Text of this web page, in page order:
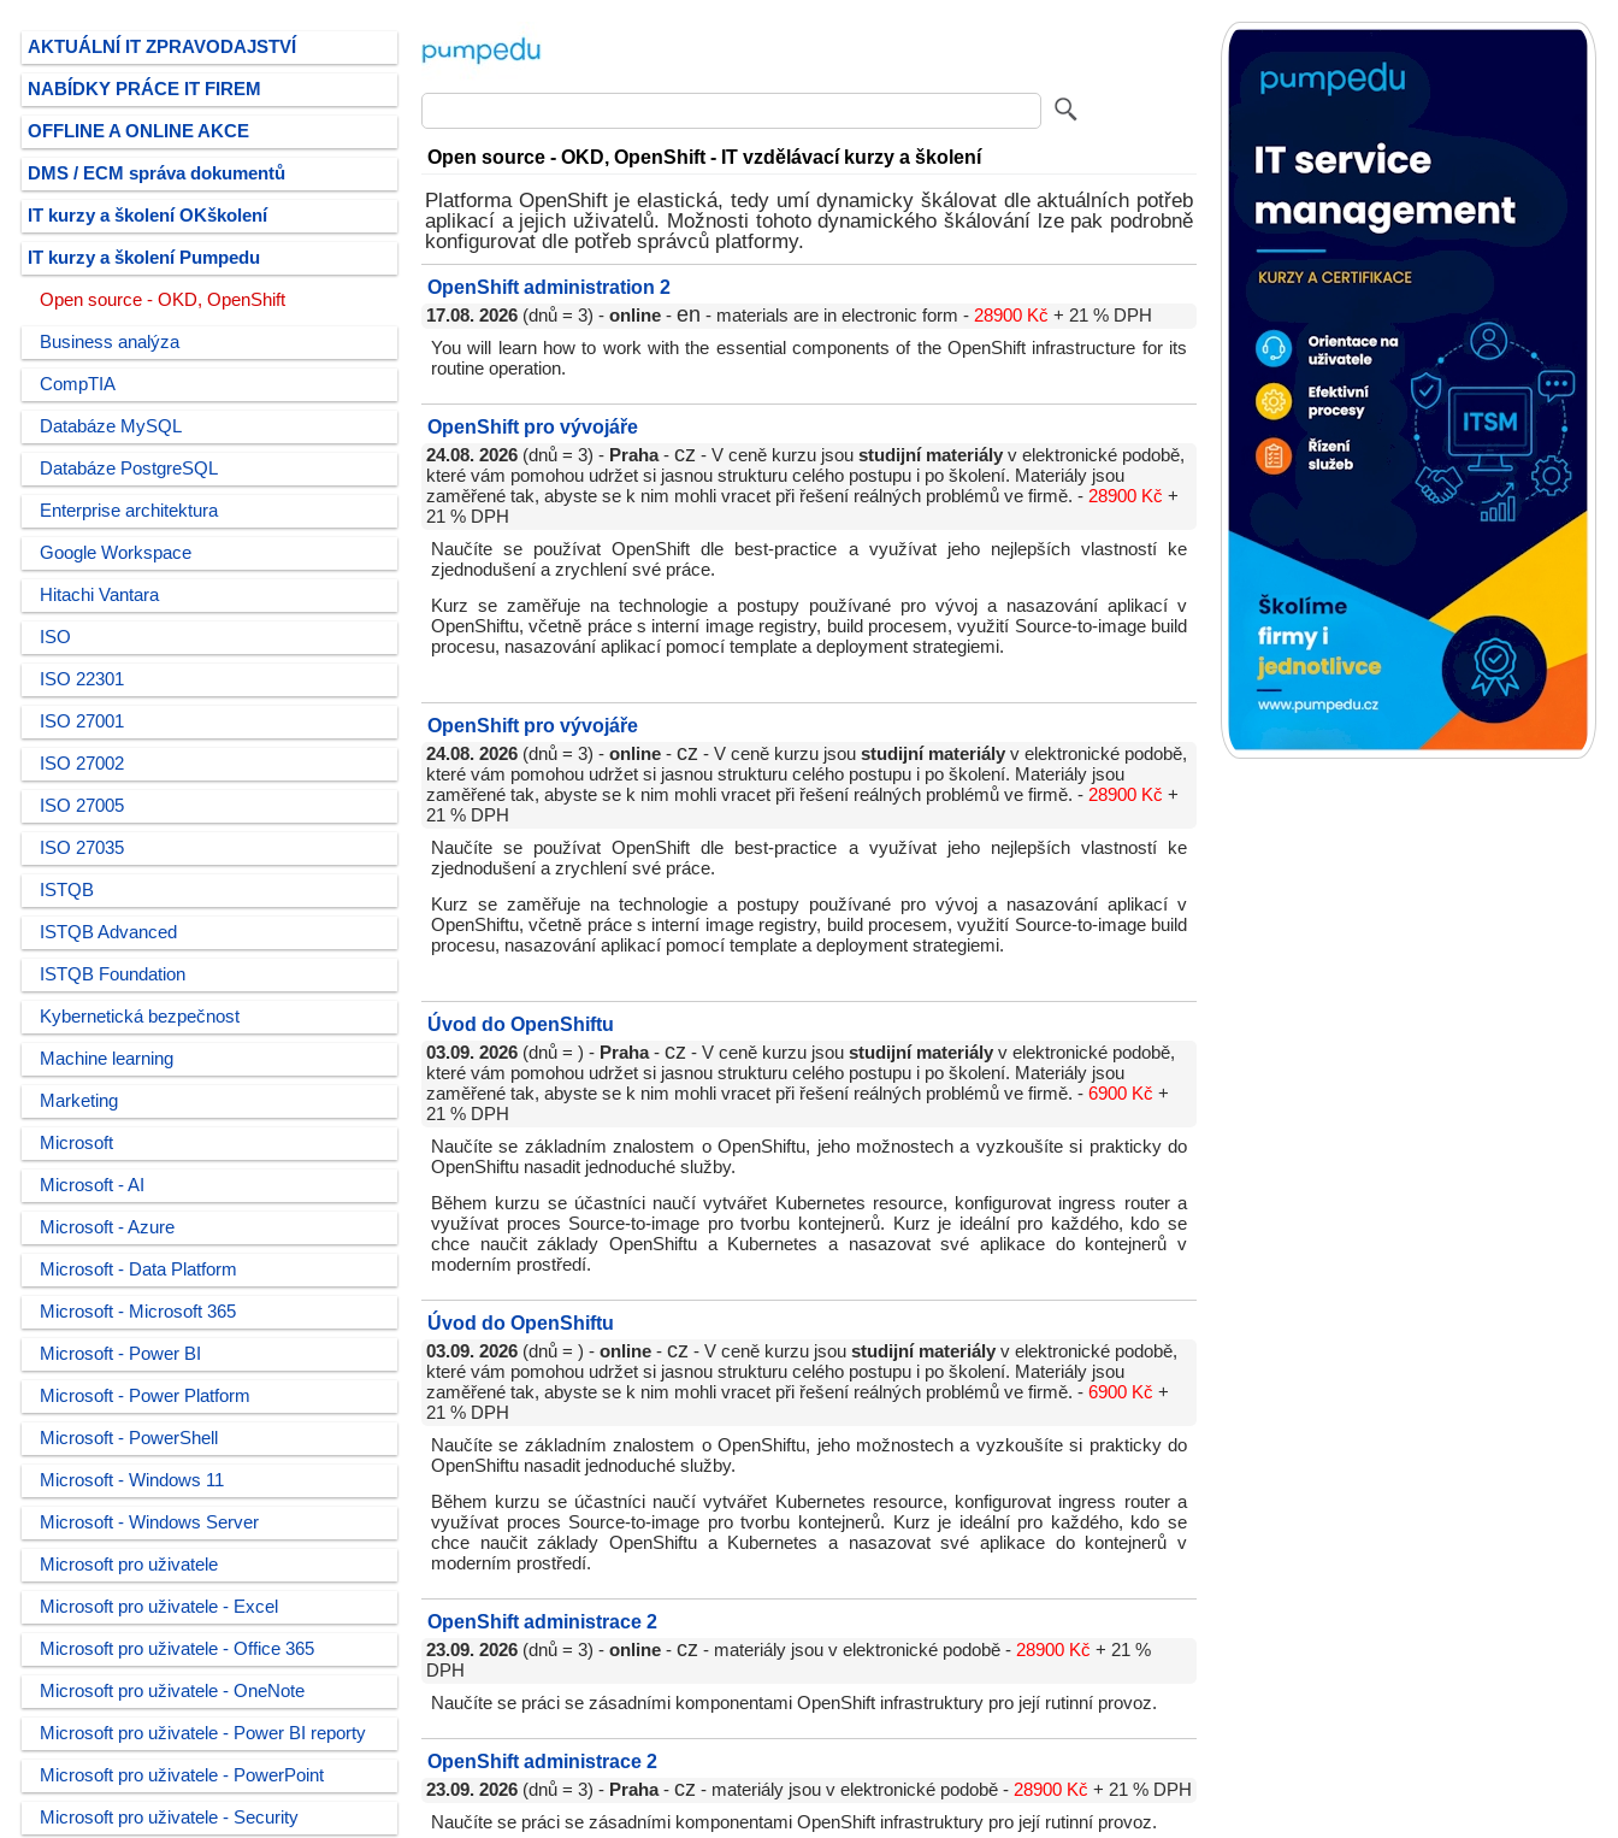
AKTUÁLNÍ IT ZPRAVODAJSTVÍ
NABÍDKY PRÁCE IT FIREM
OFFLINE A ONLINE AKCE
DMS / ECM správa dokumentů
IT kurzy a školení OKškolení
IT kurzy a školení Pumpedu
Open source - OKD, OpenShift
Business analýza
CompTIA
Databáze MySQL
Databáze PostgreSQL
Enterprise architektura
Google Workspace
Hitachi Vantara
ISO
ISO 22301
ISO 27001
ISO 27002
ISO 27005
ISO 27035
ISTQB
ISTQB Advanced
ISTQB Foundation
Kybernetická bezpečnost
Machine learning
Marketing
Microsoft
Microsoft - AI
Microsoft - Azure
Microsoft - Data Platform
Microsoft - Microsoft 365
Microsoft - Power BI
Microsoft - Power Platform
Microsoft - PowerShell
Microsoft - Windows 11
Microsoft - Windows Server
Microsoft pro uživatele
Microsoft pro uživatele - Excel
Microsoft pro uživatele - Office 365
Microsoft pro uživatele - OneNote
Microsoft pro uživatele - Power BI reporty
Microsoft pro uživatele - PowerPoint
Microsoft pro uživatele - Security
Open source - OKD, OpenShift - IT vzdělávací kurzy a školení
Platforma OpenShift je elastická, tedy umí dynamicky škálovat dle aktuálních potřeb
aplikací a jejich uživatelů. Možnosti tohoto dynamického škálování lze pak podrobně
konfigurovat dle potřeb správců platformy.
OpenShift administration 2
17.08. 2026 (dnů = 3) - online - en - materials are in electronic form - 28900 Kč + 21 % DPH
You will learn how to work with the essential components of the OpenShift infrastructure for its
routine operation.
OpenShift pro vývojáře
24.08. 2026 (dnů = 3) - Praha- cz - V ceně kurzu jsou studijní materiály v elektronické podobě,
které vám pomohou udržet si jasnou strukturu celého postupu i po školení. Materiály jsou
zaměřené tak, abyste se k nim mohli vracet při řešení reálných problémů ve firmě. - 28900 Kč +
21 % DPH
Naučíte se používat OpenShift dle best-practice a využívat jeho nejlepších vlastností ke
zjednodušení a zrychlení své práce.
Kurz se zaměřuje na technologie a postupy používané pro vývoj a nasazování aplikací v
OpenShiftu, včetně práce s interní image registry, build procesem, využití Source-to-image build
procesu, nasazování aplikací pomocí template a deployment strategiemi.
OpenShift pro vývojáře
24.08. 2026 (dnů = 3) - online - cz - V ceně kurzu jsou studijní materiály v elektronické podobě,
které vám pomohou udržet si jasnou strukturu celého postupu i po školení. Materiály jsou
zaměřené tak, abyste se k nim mohli vracet při řešení reálných problémů ve firmě. - 28900 Kč +
21 % DPH
Naučíte se používat OpenShift dle best-practice a využívat jeho nejlepších vlastností ke
zjednodušení a zrychlení své práce.
Kurz se zaměřuje na technologie a postupy používané pro vývoj a nasazování aplikací v
OpenShiftu, včetně práce s interní image registry, build procesem, využití Source-to-image build
procesu, nasazování aplikací pomocí template a deployment strategiemi.
Úvod do OpenShiftu
03.09. 2026 (dnů = ) - Praha- cz - V ceně kurzu jsou studijní materiály v elektronické podobě,
které vám pomohou udržet si jasnou strukturu celého postupu i po školení. Materiály jsou
zaměřené tak, abyste se k nim mohli vracet při řešení reálných problémů ve firmě. - 6900 Kč +
21 % DPH
Naučíte se základním znalostem o OpenShiftu, jeho možnostech a vyzkoušíte si prakticky do
OpenShiftu nasadit jednoduché služby.
Během kurzu se účastníci naučí vytvářet Kubernetes resource, konfigurovat ingress router a
využívat proces Source-to-image pro tvorbu kontejnerů. Kurz je ideální pro každého, kdo se
chce naučit základy OpenShiftu a Kubernetes a nasazovat své aplikace do kontejnerů v
moderním prostředí.
Úvod do OpenShiftu
03.09. 2026 (dnů = ) - online - cz - V ceně kurzu jsou studijní materiály v elektronické podobě,
které vám pomohou udržet si jasnou strukturu celého postupu i po školení. Materiály jsou
zaměřené tak, abyste se k nim mohli vracet při řešení reálných problémů ve firmě. - 6900 Kč +
21 % DPH
Naučíte se základním znalostem o OpenShiftu, jeho možnostech a vyzkoušíte si prakticky do
OpenShiftu nasadit jednoduché služby.
Během kurzu se účastníci naučí vytvářet Kubernetes resource, konfigurovat ingress router a
využívat proces Source-to-image pro tvorbu kontejnerů. Kurz je ideální pro každého, kdo se
chce naučit základy OpenShiftu a Kubernetes a nasazovat své aplikace do kontejnerů v
moderním prostředí.
OpenShift administrace 2
23.09. 2026 (dnů = 3) - online - cz - materiály jsou v elektronické podobě - 28900 Kč + 21 %
DPH
Naučíte se práci se zásadními komponentami OpenShift infrastruktury pro její rutinní provoz.
OpenShift administrace 2
23.09. 2026 (dnů = 3) - Praha- cz - materiály jsou v elektronické podobě - 28900 Kč + 21 % DPH
Naučíte se práci se zásadními komponentami OpenShift infrastruktury pro její rutinní provoz.